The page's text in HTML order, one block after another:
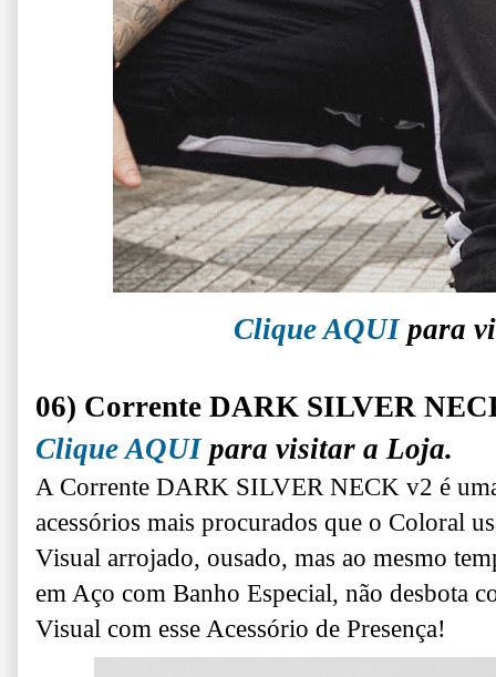
Clique AQUIpara
06) Corrente DARK SILVER
Clique AQUIpara visitar a Loja.
A Corrente DARK SILVER NECK v2 é
acessórios mais procurados que o Coloral
Visual arrojado, ousado, mas ao mesmo
em Aço com Banho Especial, não desbota
Visual com esse Acessório de Presença!